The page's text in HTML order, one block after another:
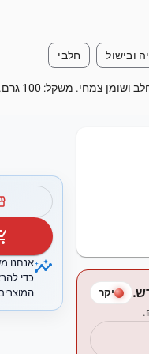
ובישול חלבי
צמחי. משקל: 100 גרם.
יקר
insightsאנחנו
כדי